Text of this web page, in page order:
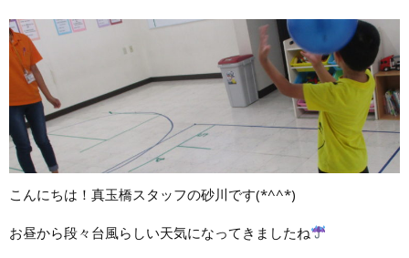
こんにちは！真玉橋スタッフの砂川です(*^^*)
お昼から段々台風らしい天気になってきましたね